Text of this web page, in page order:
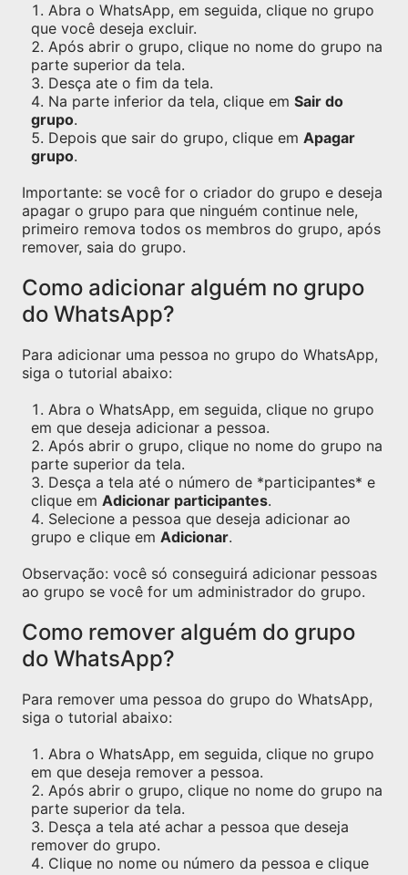
Abra o WhatsApp, em seguida, clique no grupo
que você deseja excluir.
Após abrir o grupo, clique no nome do grupo na
parte superior da tela.
Desça ate o fim da tela.
Na parte inferior da tela, clique em Sair do
grupo.
Depois que sair do grupo, clique em Apagar
grupo.
Importante: se você for o criador do grupo e deseja
apagar o grupo para que ninguém continue nele,
primeiro remova todos os membros do grupo, após
remover, saia do grupo.
Como adicionar alguém no grupo
do WhatsApp?
Para adicionar uma pessoa no grupo do WhatsApp,
siga o tutorial abaixo:
Abra o WhatsApp, em seguida, clique no grupo
em que deseja adicionar a pessoa.
Após abrir o grupo, clique no nome do grupo na
parte superior da tela.
Desça a tela até o número de *participantes* e
clique em Adicionar participantes.
Selecione a pessoa que deseja adicionar ao
grupo e clique em Adicionar.
Observação: você só conseguirá adicionar pessoas
ao grupo se você for um administrador do grupo.
Como remover alguém do grupo
do WhatsApp?
Para remover uma pessoa do grupo do WhatsApp,
siga o tutorial abaixo:
Abra o WhatsApp, em seguida, clique no grupo
em que deseja remover a pessoa.
Após abrir o grupo, clique no nome do grupo na
parte superior da tela.
Desça a tela até achar a pessoa que deseja
remover do grupo.
Clique no nome ou número da pessoa e clique